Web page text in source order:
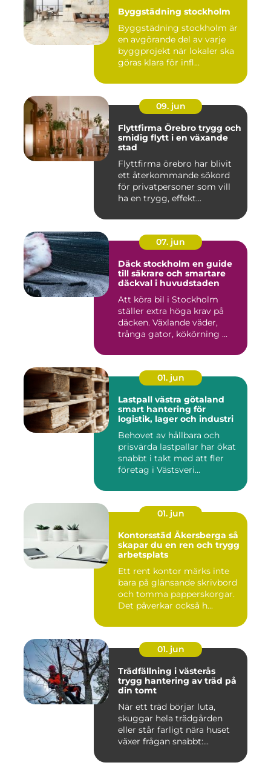
Byggstädning stockholm
Byggstädning stockholm är
en avgörande del av varje
byggprojekt när lokaler ska
göras klara för infl...
09. jun
Flyttfirma Örebro trygg och
smidig flytt i en växande
stad
Flyttfirma örebro har blivit
ett återkommande sökord
för privatpersoner som vill
ha en trygg, effekt...
07. jun
Däck stockholm en guide
till säkrare och smartare
däckval i huvudstaden
Att köra bil i Stockholm
ställer extra höga krav på
däcken. Växlande väder,
trånga gator, kökörning ...
01. jun
Lastpall västra götaland
smart hantering för
logistik, lager och industri
Behovet av hållbara och
prisvärda lastpallar har ökat
snabbt i takt med att fler
företag i Västsveri...
01. jun
Kontorsstäd Åkersberga så
skapar du en ren och trygg
arbetsplats
Ett rent kontor märks inte
bara på glänsande skrivbord
och tomma papperskorgar.
Det påverkar också h...
01. jun
Trädfällning i västerås
trygg hantering av träd på
din tomt
När ett träd börjar luta,
skuggar hela trädgården
eller står farligt nära huset
växer frågan snabbt:...